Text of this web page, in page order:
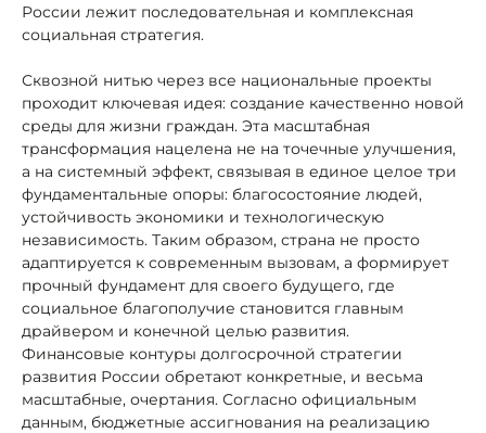
России лежит последовательная и комплексная
социальная стратегия.
Сквозной нитью через все национальные проекты
проходит ключевая идея: создание качественно новой
среды для жизни граждан. Эта масштабная
трансформация нацелена не на точечные улучшения,
а на системный эффект, связывая в единое целое три
фундаментальные опоры: благосостояние людей,
устойчивость экономики и технологическую
независимость. Таким образом, страна не просто
адаптируется к современным вызовам, а формирует
прочный фундамент для своего будущего, где
социальное благополучие становится главным
драйвером и конечной целью развития.
Финансовые контуры долгосрочной стратегии
развития России обретают конкретные, и весьма
масштабные, очертания. Согласно официальным
данным, бюджетные ассигнования на реализацию